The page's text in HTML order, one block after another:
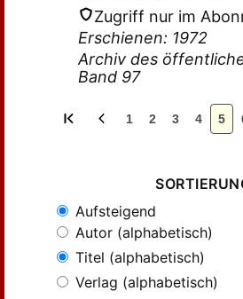
Zugriff nur im
Erschienen: 1972
Archiv des
Band 97
1 2 3 4 5
Aufsteigend
Autor (alphabetisch)
Titel (alphabetisch)
Verlag (alphabetisch)